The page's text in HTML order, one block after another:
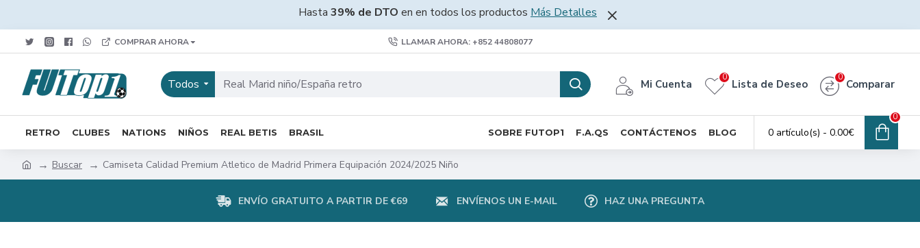
Hasta 39% de DTO en en todos los productos Más Detalles
COMPRAR AHORA LLAMAR AHORA: +852 44808077
Todos Mi Cuenta Lista de Deseo
0
Comparar
0
RETRO CLUBES NATIONS NIÑOS REAL BETIS BRASIL SOBRE FUTOP1 F.A.QS CONTÁCTENOS BLOG 0 artículo(s) - 0.00€
0
Buscar Camiseta Calidad Premium Atletico de Madrid Primera Equipación 2024/2025 Niño
ENVÍO GRATUITO A PARTIR DE €69 ENVÍENOS UN E-MAIL HAZ UNA PREGUNTA